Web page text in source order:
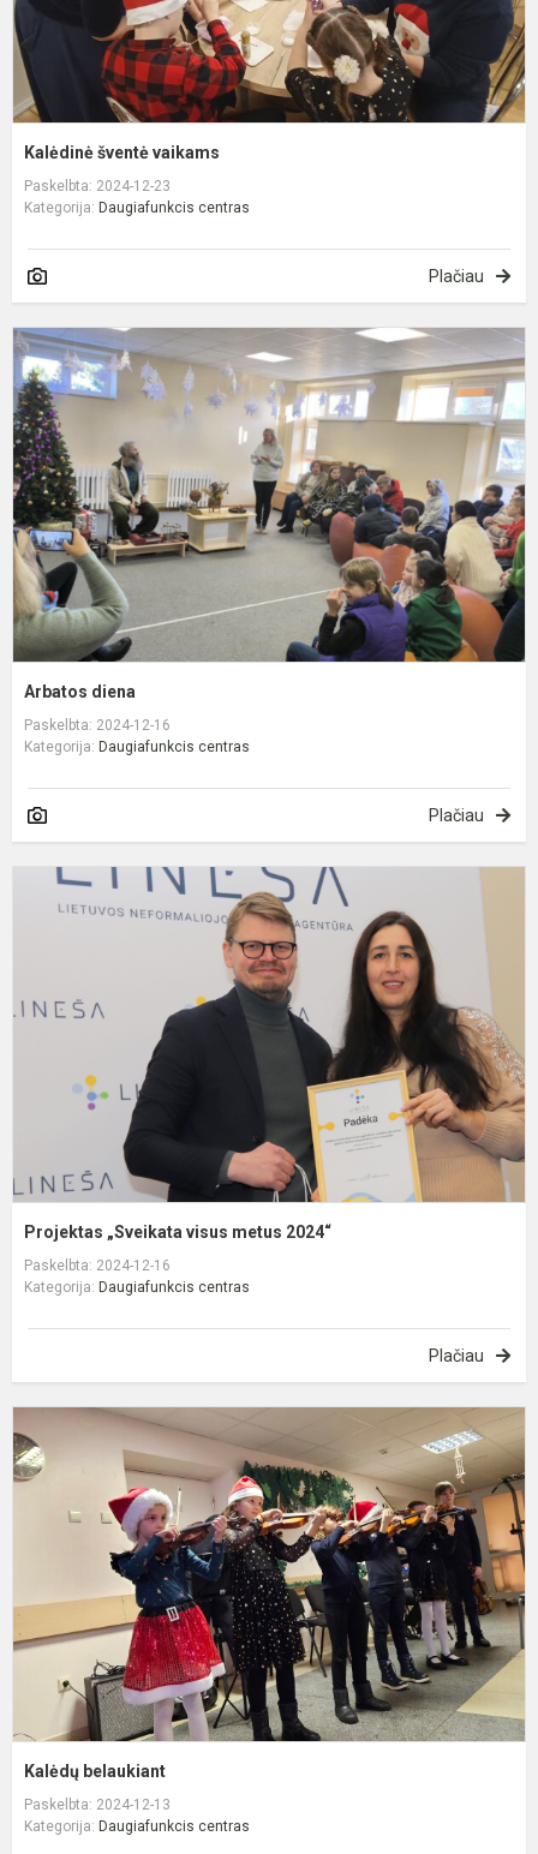
Kalėdinė šventė vaikams
Paskelbta: 2024-12-23
Kategorija: Daugiafunkcis centras
Plačiau
Arbatos diena
Paskelbta: 2024-12-16
Kategorija: Daugiafunkcis centras
Plačiau
Projektas „Sveikata visus metus 2024“
Paskelbta: 2024-12-16
Kategorija: Daugiafunkcis centras
Plačiau
Kalėdų belaukiant
Paskelbta: 2024-12-13
Kategorija: Daugiafunkcis centras